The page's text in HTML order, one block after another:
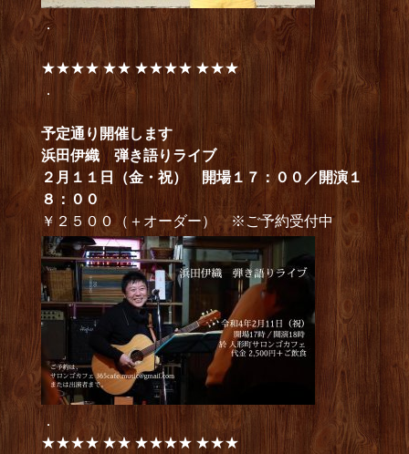
．
★★★★ ★★ ★★★★ ★★★
．
予定通り開催します
浜田伊織 弾き語りライブ
２月１１日（金・祝） 開場１７：００／開演１
８：００
￥２５００（＋オーダー） ※ご予約受付中
．
★★★★ ★★ ★★★★ ★★★